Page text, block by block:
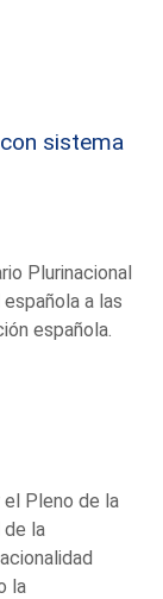
sistema
Plurinacional
a las
española.
Pleno de la
de la
la